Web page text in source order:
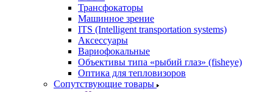
Трансфокаторы
Машинное зрение
ITS (Intelligent transportation systems)
Аксессуары
Вариофокальные
Объективы типа «рыбий глаз» (fisheye)
Оптика для тепловизоров
Сопутствующие товары